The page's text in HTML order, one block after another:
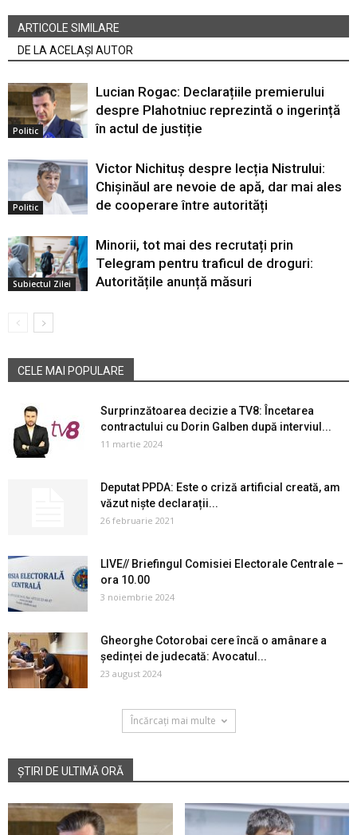
ARTICOLE SIMILARE
DE LA ACELAȘI AUTOR
Politic
Lucian Rogac: Declarațiile premierului
despre Plahotniuc reprezintă o ingerință
în actul de justiție
Politic
Victor Nichituș despre lecția Nistrului:
Chișinăul are nevoie de apă, dar mai ales
de cooperare între autorități
Subiectul Zilei
Minorii, tot mai des recrutați prin
Telegram pentru traficul de droguri:
Autoritățile anunță măsuri
CELE MAI POPULARE
Surprinzătoarea decizie a TV8: Încetarea
contractului cu Dorin Galben după interviul...
11 martie 2024
Deputat PPDA: Este o criză artificial creată, am
văzut niște declarații...
26 februarie 2021
LIVE// Briefingul Comisiei Electorale Centrale –
ora 10.00
3 noiembrie 2024
Gheorghe Cotorobai cere încă o amânare a
ședinței de judecată: Avocatul...
23 august 2024
Încărcați mai multe
ȘTIRI DE ULTIMĂ ORĂ